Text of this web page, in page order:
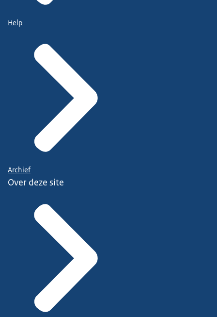
Help
Archief
Over deze site